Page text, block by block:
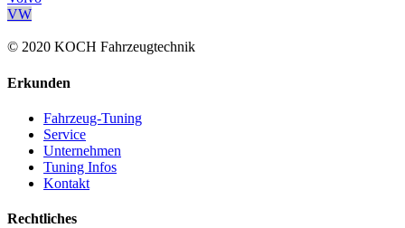
VW
© 2020 KOCH Fahrzeugtechnik
Erkunden
Fahrzeug-Tuning
Service
Unternehmen
Tuning Infos
Kontakt
Rechtliches